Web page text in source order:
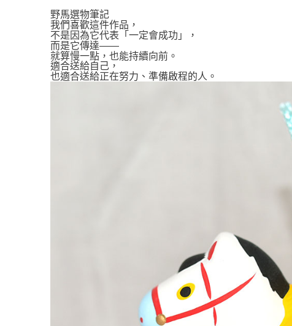
野馬選物筆記
我們喜歡這件作品，
不是因為它代表「一定會成功」，
而是它傳達——
就算慢一點，也能持續向前。
適合送給自己，
也適合送給正在努力、準備啟程的人。